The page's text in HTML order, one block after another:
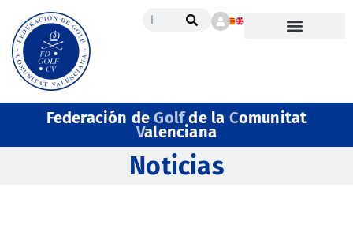
Federación deGolfde la Comunitat
Valenciana
Noticias